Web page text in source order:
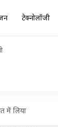
टेक्नोलॉजी
में लिया